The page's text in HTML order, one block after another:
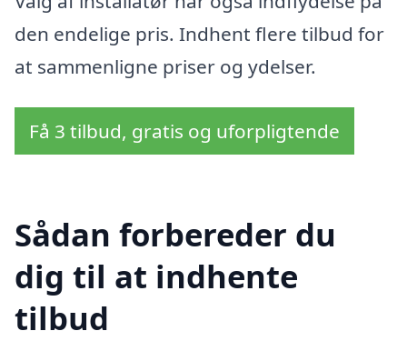
den endelige pris. Indhent flere tilbud for
at sammenligne priser og ydelser.
Få 3 tilbud, gratis og uforpligtende
Sådan forbereder du
dig til at indhente
tilbud